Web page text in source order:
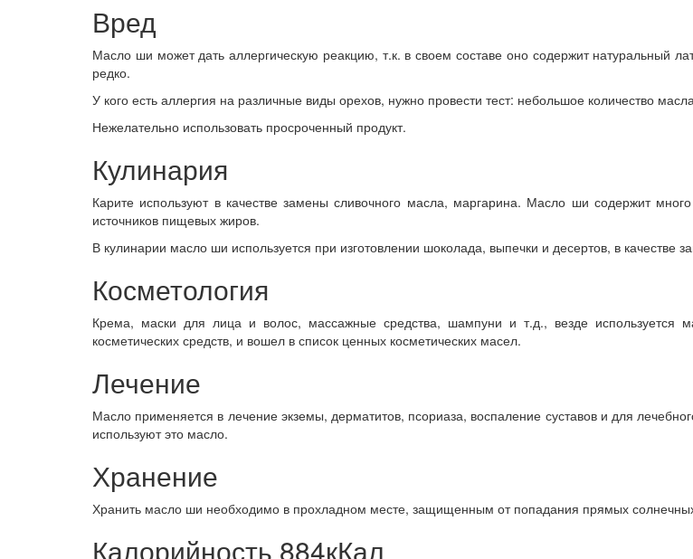
Вред
Масло ши может дать аллергическую реакцию, т.к. в своем составе оно содержит натуральный
редко.
У кого есть аллергия на различные виды орехов, нужно провести тест: небольшое количество
Нежелательно использовать просроченный продукт.
Кулинария
Карите используют в качестве замены сливочного масла, маргарина. Масло ши содержит
источников пищевых жиров.
В кулинарии масло ши используется при изготовлении шоколада, выпечки и десертов, в качестве
Косметология
Крема, маски для лица и волос, массажные средства, шампуни и т.д., везде используется
косметических средств, и вошел в список ценных косметических масел.
Лечение
Масло применяется в лечение экземы, дерматитов, псориаза, воспаление суставов и для
используют это масло.
Хранение
Хранить масло ши необходимо в прохладном месте, защищенным от попадания прямых
Калорийность 884кКал